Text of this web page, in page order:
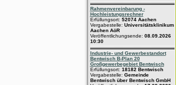
Rahmenvereinbarung -
Hochleistungsrechner
Erfüllungsort: 52074 Aachen
Vergabestelle: Universitätsklinikum
Aachen AöR
Veröffentlichungsende: 08.09.2026
10:30
Industrie- und Gewerbestandort
Bentwisch B-Plan 20
Großgewerbegebiet Bentwisch
Erfüllungsort: 18182 Bentwisch
Vergabestelle: Gemeinde
Bentwisch über Bentwisch GmbH